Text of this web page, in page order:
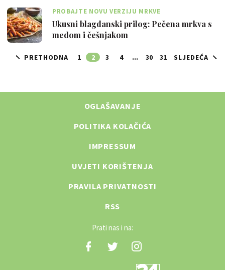
PROBAJTE NOVU VERZIJU MRKVE
Ukusni blagdanski prilog: Pečena mrkva s
medom i češnjakom
PRETHODNA 1 2 3 4 ... 30 31 SLJEDEĆA
OGLAŠAVANJE
POLITIKA KOLAČIĆA
IMPRESSUM
UVJETI KORIŠTENJA
PRAVILA PRIVATNOSTI
RSS
Prati nas i na: